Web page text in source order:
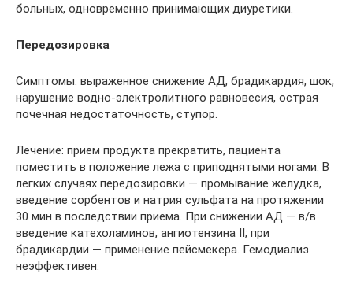
больных, одновременно принимающих диуретики.
Передозировка
Симптомы: выраженное снижение АД, брадикардия, шок,
нарушение водно-электролитного равновесия, острая
почечная недостаточность, ступор.
Лечение: прием продукта прекратить, пациента
поместить в положение лежа с приподнятыми ногами. В
легких случаях передозировки — промывание желудка,
введение сорбентов и натрия сульфата на протяжении
30 мин в последствии приема. При снижении АД — в/в
введение катехоламинов, ангиотензина II; при
брадикардии — применение пейсмекера. Гемодиализ
неэффективен.